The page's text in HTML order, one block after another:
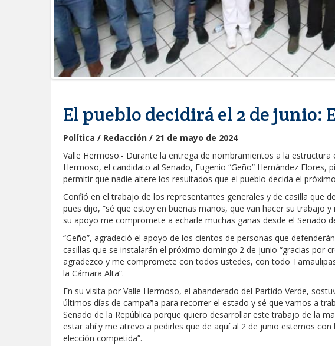
La UAT, Gobierno del Estado y ganaderos
GOBIERNO MUNICIPAL INVITA A CAMPAÑA DE
NACIDOS EN CLÍNICA UNE NUEVA ERA
Entregó Carlos Peña Ortiz apoyos de "Mamá
Esther Ortiz Domínguez
Intensificó Municipio programa de bacheo en
El pueblo decidirá el 2 de junio:
Política / Redacción / 21 de mayo de 2024
Valle Hermoso.- Durante la entrega de nombramientos a la estructura
Hermoso, el candidato al Senado, Eugenio “Geño” Hernández Flores,
permitir que nadie altere los resultados que el pueblo decida el
Confió en el trabajo de los representantes generales y de casilla que
pues dijo, “sé que estoy en buenas manos, que van hacer su trabajo
su apoyo me compromete a echarle muchas ganas desde el Senado
“Geño”, agradeció el apoyo de los cientos de personas que
casillas que se instalarán el próximo domingo 2 de junio “gracias por
agradezco y me compromete con todos ustedes, con todo
la Cámara Alta”.
En su visita por Valle Hermoso, el abanderado del Partido Verde,
últimos días de campaña para recorrer el estado y sé que vamos a
Senado de la República porque quiero desarrollar este trabajo de la
estar ahí y me atrevo a pedirles que de aquí al 2 de junio estemos
elección competida”.